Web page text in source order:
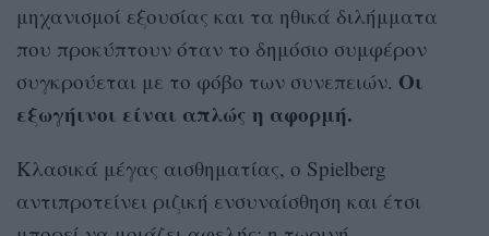
μηχανισμοί εξουσίας και τα ηθικά διλήμματα
που προκύπτουν όταν το δημόσιο συμφέρον
συγκρούεται με το φόβο των συνεπειών. Οι
εξωγήινοι είναι απλώς η αφορμή.
Κλασικά μέγας αισθηματίας, ο Spielberg
αντιπροτείνει ριζική ενσυναίσθηση και έτσι